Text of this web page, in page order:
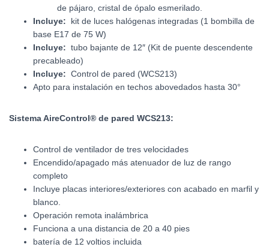
de pájaro, cristal de ópalo esmerilado.
Incluye: kit de luces halógenas integradas (1 bombilla de
base E17 de 75 W)
Incluye: tubo bajante de 12″ (Kit de puente descendente
precableado)
Incluye: Control de pared (WCS213)
Apto para instalación en techos abovedados hasta 30°
Sistema AireControl® de pared WCS213:
Control de ventilador de tres velocidades
Encendido/apagado más atenuador de luz de rango
completo
Incluye placas interiores/exteriores con acabado en marfil y
blanco.
Operación remota inalámbrica
Funciona a una distancia de 20 a 40 pies
batería de 12 voltios incluida